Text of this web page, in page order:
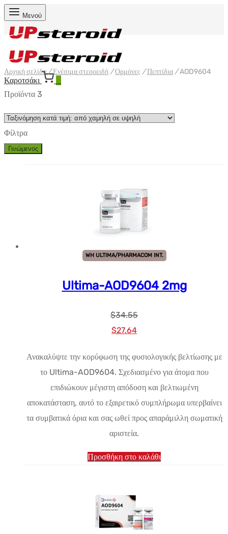
Μενού
Καροτσάκι
Αρχική σελίδα/Ενέσιμα στεροειδή /Ορμόνες /Πεπτίδια /AOD9604
Προϊόντα 3
Φίλτρα
Γινώμενος
WH ULTIMA/PHARMACOM INT.
Ultima-AOD9604 2mg
$34.55
Αρχική
$34.55.
$27.64Η
τιμή
είναι:
$27.64.
Ανακαλύψτε την κορύφωση της φυσιολογικής βελτίωσης με
το Ultima-AOD9604. Σχεδιασμένο για άτομα που
επιδιώκουν μέγιστη απόδοση και βελτιωμένη
αποκατάσταση, αυτό το εξαιρετικό συμπλήρωμα υπερβαίνει
τα συμβατικά όρια και σας ωθεί προς απαράμιλλη σωματική
αριστεία.
Προσθήκη στο καλάθι